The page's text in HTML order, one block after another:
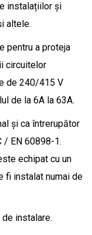
instalațiilor și
altele.
pentru a proteja
circuitelor
de 240/415 V
de la 6A la 63A.
și ca întrerupător
/ EN 60898-1.
echipat cu un
fi instalat numai de
instalare.